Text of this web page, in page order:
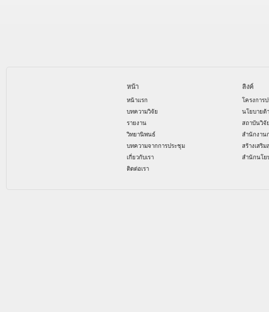
หน้า
หน้าแรก
บทความวิจัย
รายงาน
วิทยานิพนธ์
บทความจากการประชุม
เกี่ยวกับเรา
ติดต่อเรา
ลิงค์
โครงการ
นโยบายด้
สถาบันวิจั
สำนักงาน
สร้างเสริ
สำนักนโย